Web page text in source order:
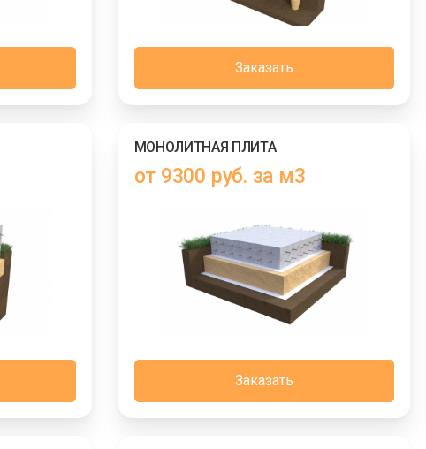
Заказать
МОНОЛИТНАЯ ПЛИТА
от 9300 руб. за м3
Заказать